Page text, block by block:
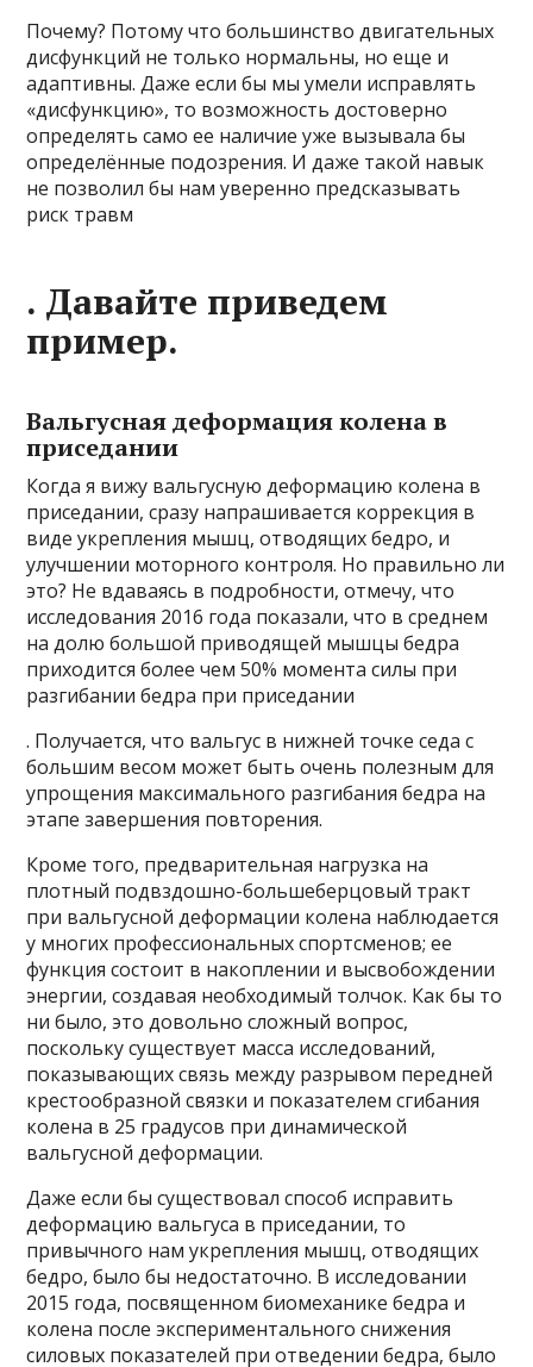
Почему? Потому что большинство двигательных
дисфункций не только нормальны, но еще и
адаптивны. Даже если бы мы умели исправлять
«дисфункцию», то возможность достоверно
определять само ее наличие уже вызывала бы
определённые подозрения. И даже такой навык
не позволил бы нам уверенно предсказывать
риск травм
. Давайте приведем
пример.
Вальгусная деформация колена в
приседании
Когда я вижу вальгусную деформацию колена в
приседании, сразу напрашивается коррекция в
виде укрепления мышц, отводящих бедро, и
улучшении моторного контроля. Но правильно ли
это? Не вдаваясь в подробности, отмечу, что
исследования 2016 года показали, что в среднем
на долю большой приводящей мышцы бедра
приходится более чем 50% момента силы при
разгибании бедра при приседании
. Получается, что вальгус в нижней точке седа с
большим весом может быть очень полезным для
упрощения максимального разгибания бедра на
этапе завершения повторения.
Кроме того, предварительная нагрузка на
плотный подвздошно-большеберцовый тракт
при вальгусной деформации колена наблюдается
у многих профессиональных спортсменов; ее
функция состоит в накоплении и высвобождении
энергии, создавая необходимый толчок. Как бы то
ни было, это довольно сложный вопрос,
поскольку существует масса исследований,
показывающих связь между разрывом передней
крестообразной связки и показателем сгибания
колена в 25 градусов при динамической
вальгусной деформации.
Даже если бы существовал способ исправить
деформацию вальгуса в приседании, то
привычного нам укрепления мышц, отводящих
бедро, было бы недостаточно. В исследовании
2015 года, посвященном биомеханике бедра и
колена после экспериментального снижения
силовых показателей при отведении бедра, было